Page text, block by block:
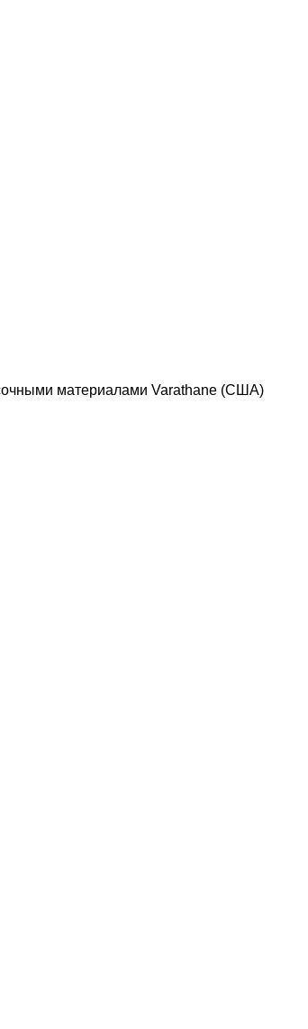
материалами Varathane (США)